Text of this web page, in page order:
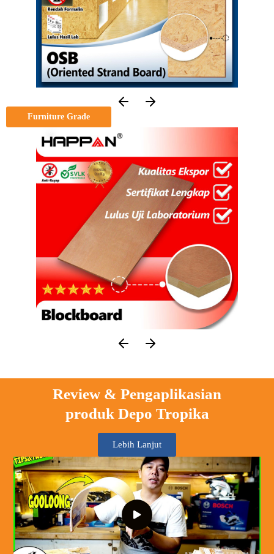
Furniture Grade
Review & Pengaplikasian
produk Depo Tropika
Lebih Lanjut